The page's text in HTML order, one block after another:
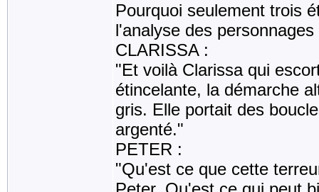
Pourquoi seulement trois
l'analyse des
CLARISSA :
"Et voilà Clarissa qui
étincelante, la démarche
gris. Elle portait des
argenté."
PETER :
"Qu'est ce que cette